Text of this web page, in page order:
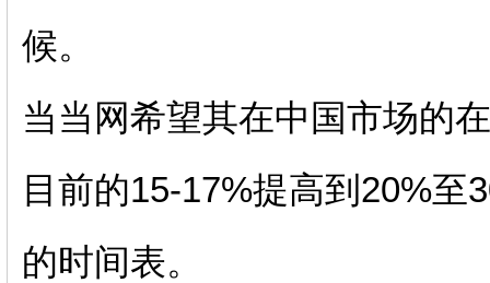
候。
当当网希望其在中国市场的
目前的15-17%提高到20%
的时间表。